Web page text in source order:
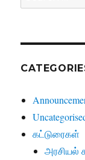
for:
கட்டுரைகள்
அரசியல்